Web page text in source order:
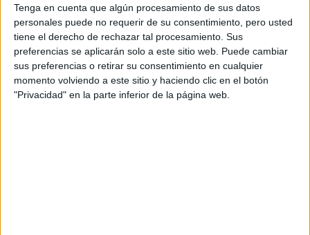
Tenga en cuenta que algún procesamiento de sus datos
personales puede no requerir de su consentimiento, pero usted
tiene el derecho de rechazar tal procesamiento. Sus
preferencias se aplicarán solo a este sitio web. Puede cambiar
sus preferencias o retirar su consentimiento en cualquier
momento volviendo a este sitio y haciendo clic en el botón
"Privacidad" en la parte inferior de la página web.
Términos y Condiciones de Uso
Aceptolos Términos y Condicionesde uso*